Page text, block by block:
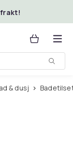
frakt!
Bad & dusj